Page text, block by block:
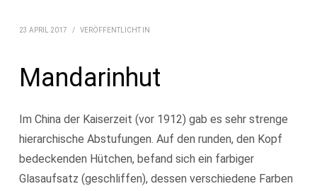
23 APRIL 2017 / VERÖFFENTLICHT IN
Mandarinhut
Im China der Kaiserzeit (vor 1912) gab es sehr strenge
hierarchische Abstufungen. Auf den runden, den Kopf
bedeckenden Hütchen, befand sich ein farbiger
Glasaufsatz (geschliffen), dessen verschiedene Farben